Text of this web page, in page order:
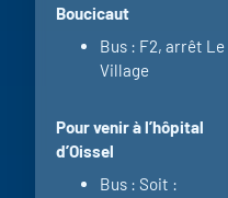
Boucicaut
Bus : F2, arrêt Le
Village
Pour venir à l’hôpital
d’Oissel
Bus : Soit :